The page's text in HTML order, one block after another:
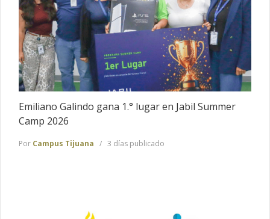
Emiliano Galindo gana 1.° lugar en Jabil Summer
Camp 2026
Por Campus Tijuana 3 días publicado